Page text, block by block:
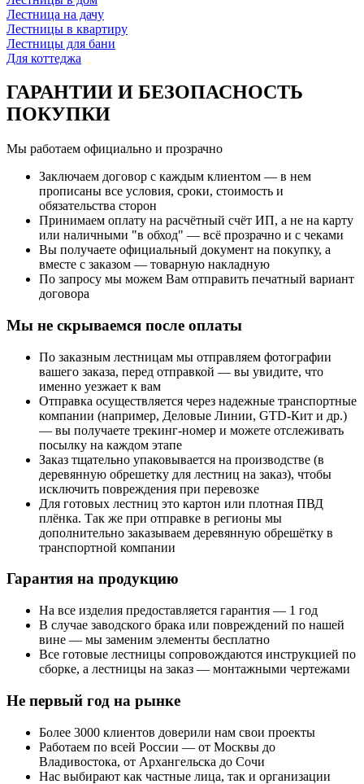
Лестница на дачу
Лестницы в квартиру
Лестницы для бани
Для коттеджа
ГАРАНТИИ И БЕЗОПАСНОСТЬ
ПОКУПКИ
Мы работаем официально и прозрачно
Заключаем договор с каждым клиентом — в нем
прописаны все условия, сроки, стоимость и
обязательства сторон
Принимаем оплату на расчётный счёт ИП, а не на карту
или наличными "в обход" — всё прозрачно и с чеками
Вы получаете официальный документ на покупку, а
вместе с заказом — товарную накладную
По запросу мы можем Вам отправить печатный вариант
договора
Мы не скрываемся после оплаты
По заказным лестницам мы отправляем фотографии
вашего заказа, перед отправкой — вы увидите, что
именно уезжает к вам
Отправка осуществляется через надежные транспортные
компании (например, Деловые Линии, GTD-Кит и др.)
— вы получаете трекинг-номер и можете отслеживать
посылку на каждом этапе
Заказ тщательно упаковывается на производстве (в
деревянную обрешетку для лестниц на заказ), чтобы
исключить повреждения при перевозке
Для готовых лестниц это картон или плотная ПВД
плёнка. Так же при отправке в регионы мы
дополнительно заказываем деревянную обрешётку в
транспортной компании
Гарантия на продукцию
На все изделия предоставляется гарантия — 1 год
В случае заводского брака или повреждений по нашей
вине — мы заменим элементы бесплатно
Все готовые лестницы сопровождаются инструкцией по
сборке, а лестницы на заказ — монтажными чертежами
Не первый год на рынке
Более 3000 клиентов доверили нам свои проекты
Работаем по всей России — от Москвы до
Владивостока, от Архангельска до Сочи
Нас выбирают как частные лица, так и организации